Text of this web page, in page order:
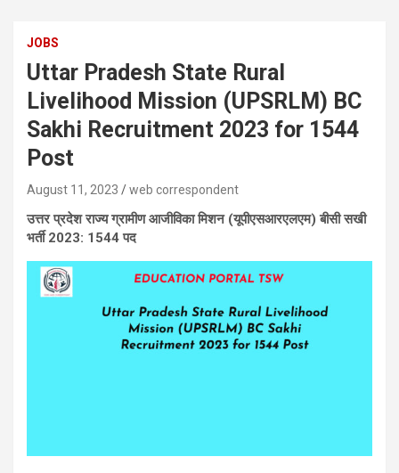
JOBS
Uttar Pradesh State Rural
Livelihood Mission (UPSRLM) BC
Sakhi Recruitment 2023 for 1544
Post
August 11, 2023 web correspondent
उत्तर प्रदेश राज्य ग्रामीण आजीविका मिशन (यूपीएसआरएलएम) बीसी सखी
भर्ती 2023: 1544 पद